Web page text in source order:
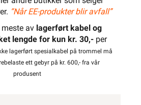
“Når EE-produkter blir avfall”
av lagerført kabel og
lengde for kun kr. 30,-per
lagerført spesialkabel på trommel må
ett gebyr på kr. 600,- fra vår
produsent